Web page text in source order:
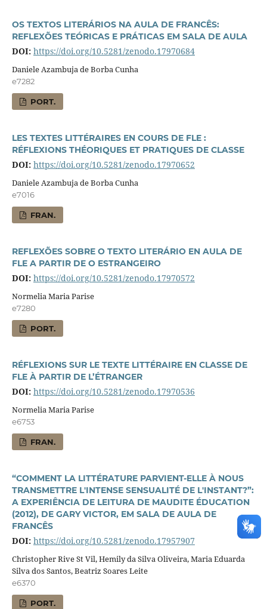
OS TEXTOS LITERÁRIOS NA AULA DE FRANCÊS:
REFLEXÕES TEÓRICAS E PRÁTICAS EM SALA DE AULA
DOI: https://doi.org/10.5281/zenodo.17970684
Daniele Azambuja de Borba Cunha
e7282
PORT.
LES TEXTES LITTÉRAIRES EN COURS DE FLE :
RÉFLEXIONS THÉORIQUES ET PRATIQUES DE CLASSE
DOI: https://doi.org/10.5281/zenodo.17970652
Daniele Azambuja de Borba Cunha
e7016
FRAN.
REFLEXÕES SOBRE O TEXTO LITERÁRIO EN AULA DE
FLE A PARTIR DE O ESTRANGEIRO
DOI: https://doi.org/10.5281/zenodo.17970572
Normelia Maria Parise
e7280
PORT.
RÉFLEXIONS SUR LE TEXTE LITTÉRAIRE EN CLASSE DE
FLE À PARTIR DE L’ÉTRANGER
DOI: https://doi.org/10.5281/zenodo.17970536
Normelia Maria Parise
e6753
FRAN.
“COMMENT LA LITTÉRATURE PARVIENT-ELLE À NOUS
TRANSMETTRE L'INTENSE SENSUALITÉ DE L'INSTANT?”:
A EXPERIÊNCIA DE LEITURA DE MAUDITE ÉDUCATION
(2012), DE GARY VICTOR, EM SALA DE AULA DE
FRANCÊS
DOI: https://doi.org/10.5281/zenodo.17957907
Christopher Rive St Vil, Hemily da Silva Oliveira, Maria Eduarda
Silva dos Santos, Beatriz Soares Leite
e6370
PORT.